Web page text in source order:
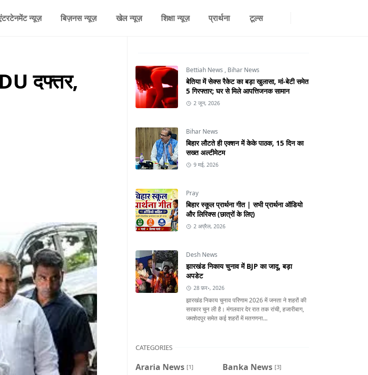
न्यूज़ बिज़नस न्यूज़ खेल न्यूज़ शिक्षा न्यूज़ प्रार्थना टूल्स
दफ्तर,
Bettiah News , Bihar News
बेतिया में सेक्स रैकेट का बड़ा खुलासा, मां-बेटी समेत
5 गिरफ्तार; घर से मिले आपत्तिजनक सामान
2 जून, 2026
Bihar News
बिहार लौटते ही एक्शन में केके पाठक, 15 दिन का
सख्त अल्टीमेटम
9 मई, 2026
Pray
बिहार स्कूल प्रार्थना गीत | सभी प्रार्थना ऑडियो
और लिरिक्स (छात्रों के लिए)
2 अप्रैल, 2026
Desh News
झारखंड निकाय चुनाव में BJP का जादू, बड़ा
अपडेट
28 फ़र॰, 2026
झारखंड निकाय चुनाव परिणाम 2026 में जनता ने शहरों की
सरकार चुन ली है। मंगलवार देर रात तक रांची, हजारीबाग,
जमशेदपुर समेत कई शहरों में मतगणना...
CATEGORIES
Araria News [1] Banka News [3]